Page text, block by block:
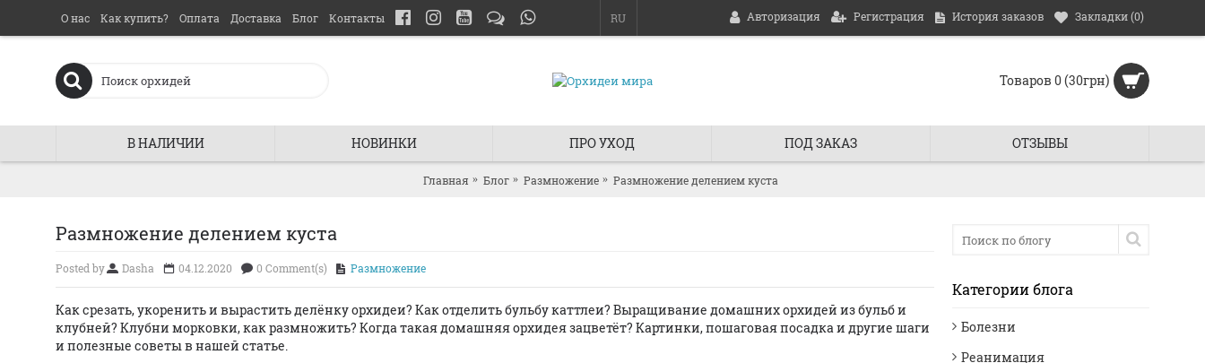
О нас Как купить? Оплата Доставка Блог Контакты RU Авторизация Регистрация История заказов Закладки (0)
Товаров 0 (30грн)
В НАЛИЧИИ НОВИНКИ ПРО УХОД ПОД ЗАКАЗ ОТЗЫВЫ
Главная Блог Размножение Размножение делением куста
Категории блога
Болезни
Реанимация
Размножение делением куста
Posted by Dasha 04.12.2020 0 Comment(s) Размножение
Как срезать, укоренить и вырастить делёнку орхидеи? Как отделить бульбу каттлеи? Выращивание домашних орхидей из бульб и
клубней? Клубни морковки, как размножить? Когда такая домашняя орхидея зацветёт? Картинки, пошаговая посадка и другие шаги
и полезные советы в нашей статье.